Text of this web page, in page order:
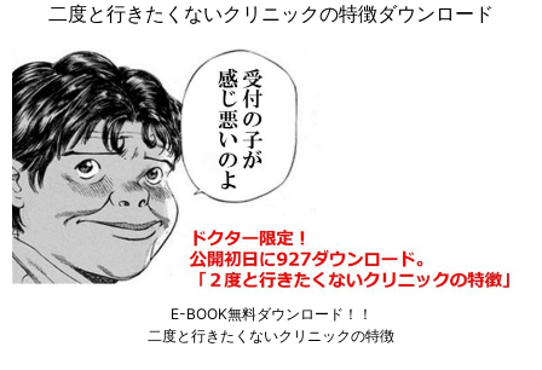
二度と行きたくないクリニックの特徴ダウンロード
E-BOOK無料ダウンロード！！
二度と行きたくないクリニックの特徴